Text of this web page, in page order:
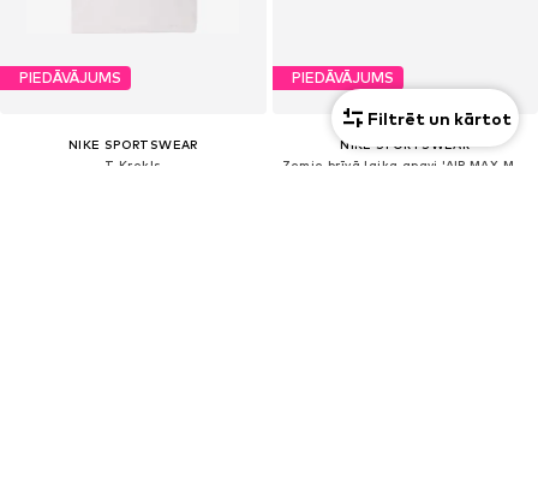
PIEDĀVĀJUMS
NIKE SPORTSWEAR
T-Krekls
PIEDĀVĀJUMS
NIKE SPORTSWEAR
Filtrēt un kārtot